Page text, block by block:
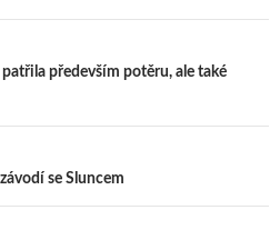
především potěru, ale také
se Sluncem